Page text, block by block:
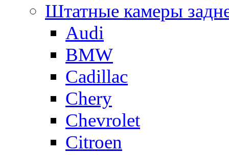
Штатные камеры
Audi
BMW
Cadillac
Chery
Chevrolet
Citroen